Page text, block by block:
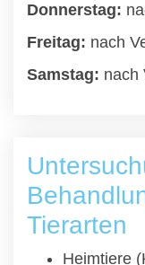
Donnerstag:
Freitag: nach
Samstag: nach
Tierarten
Heimtiere